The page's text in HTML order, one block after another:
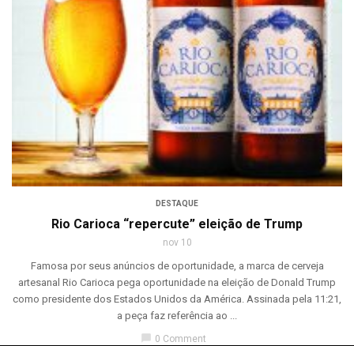
DESTAQUE
Rio Carioca “repercute” eleição de Trump
nov 10
Famosa por seus anúncios de oportunidade, a marca de cerveja
artesanal Rio Carioca pega oportunidade na eleição de Donald Trump
como presidente dos Estados Unidos da América. Assinada pela 11:21,
a peça faz referência ao ...
0 Comment